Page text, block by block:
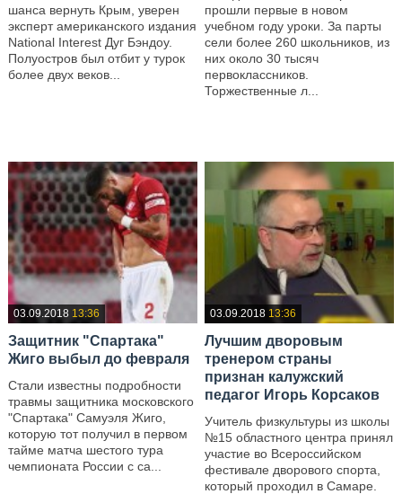
шанса вернуть Крым, уверен
эксперт американского издания
National Interest Дуг Бэндоу.
Полуостров был отбит у турок
более двух веков...
прошли первые в новом
учебном году уроки. За парты
сели более 260 школьников, из
них около 30 тысяч
первоклассников.
Торжественные л...
03.09.2018 13:36
Защитник "Спартака"
Жиго выбыл до февраля
Стали известны подробности
травмы защитника московского
"Спартака" Самуэля Жиго,
которую тот получил в первом
тайме матча шестого тура
чемпионата России с са...
03.09.2018 13:36
Лучшим дворовым
тренером страны
признан калужский
педагог Игорь Корсаков
Учитель физкультуры из школы
№15 областного центра принял
участие во Всероссийском
фестивале дворового спорта,
который проходил в Самаре.